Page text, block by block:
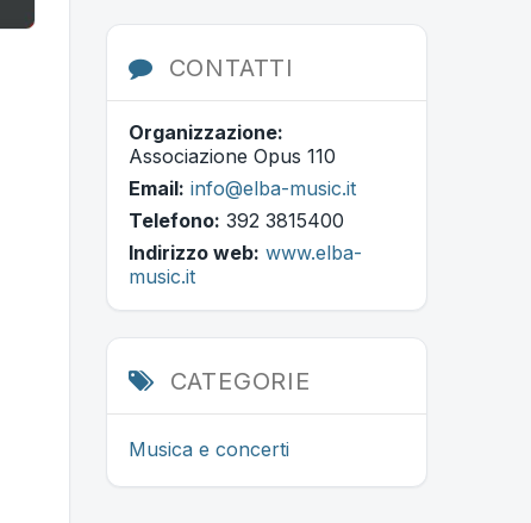
CONTATTI
Organizzazione:
Associazione Opus 110
Email: info@elba-music.it
Telefono: 392 3815400
Indirizzo web: www.elba-
music.it
CATEGORIE
Musica e concerti